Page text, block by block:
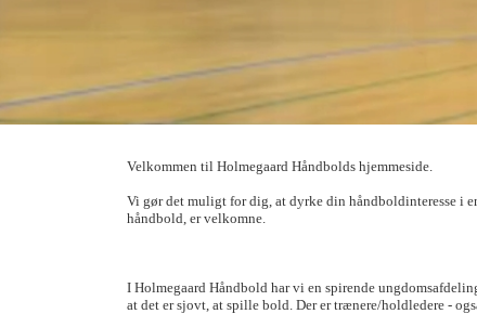
Velkommen til Holmegaard Håndbolds hjemmeside.
Vi gør det muligt for dig, at dyrke din håndboldinteresse i
håndbold, er velkomne.
I Holmegaard Håndbold har vi en spirende
at det er sjovt, at spille bold. Der er trænere/holdledere -